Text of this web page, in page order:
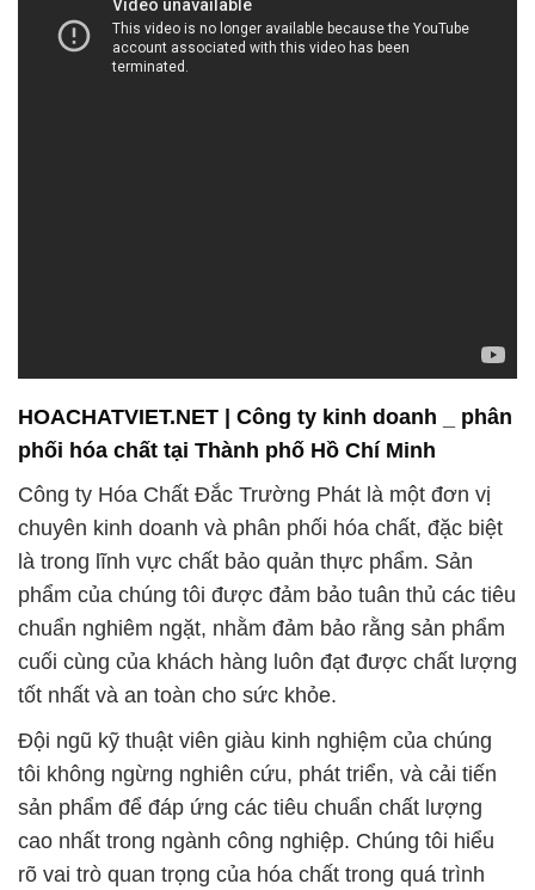
HOACHATVIET.NET | Công ty kinh doanh _ phân
phối hóa chất tại Thành phố Hồ Chí Minh
Công ty Hóa Chất Đắc Trường Phát là một đơn vị
chuyên kinh doanh và phân phối hóa chất, đặc biệt
là trong lĩnh vực chất bảo quản thực phẩm. Sản
phẩm của chúng tôi được đảm bảo tuân thủ các tiêu
chuẩn nghiêm ngặt, nhằm đảm bảo rằng sản phẩm
cuối cùng của khách hàng luôn đạt được chất lượng
tốt nhất và an toàn cho sức khỏe.
Đội ngũ kỹ thuật viên giàu kinh nghiệm của chúng
tôi không ngừng nghiên cứu, phát triển, và cải tiến
sản phẩm để đáp ứng các tiêu chuẩn chất lượng
cao nhất trong ngành công nghiệp. Chúng tôi hiểu
rõ vai trò quan trọng của hóa chất trong quá trình